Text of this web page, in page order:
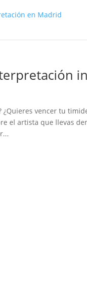
¿Quieres vencer tu
el artista que llevas